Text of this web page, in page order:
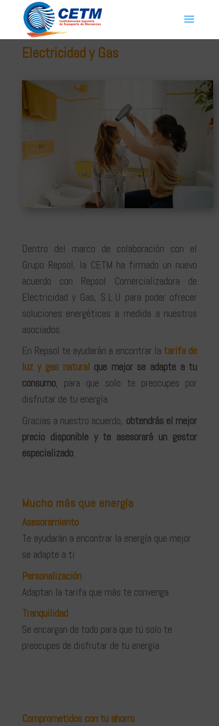
Electricidad y Gas
Dentro del marco de colaboración con el
Grupo Repsol, la CETM ha firmado un nuevo
acuerdo con Repsol Comercializadora de
Electricidad y Gas, S.L.U para poder ofrecer
soluciones energéticas a medida a nuestros
asociados.
En Repsol te ayudarán a encontrar la tarifa de
luz y gas natural que mejor se adapte a tu
consumo, para que solo te preocupes por
disfrutar de tu energía.
Gracias a nuestro acuerdo, obtendrás el mejor
precio disponible y te asesorará un gestor
especializado.
Mucho más que energía
Asesoramiento
Te ayudarán a encontrar la energía que mejor
se adapte a ti
Personalización
Adaptan la tarifa que más te convenga
Tranquilidad
Se encargan de todo para que tú solo te
preocupes de disfrutar de tu energía
Comprometidos con tu ahorro